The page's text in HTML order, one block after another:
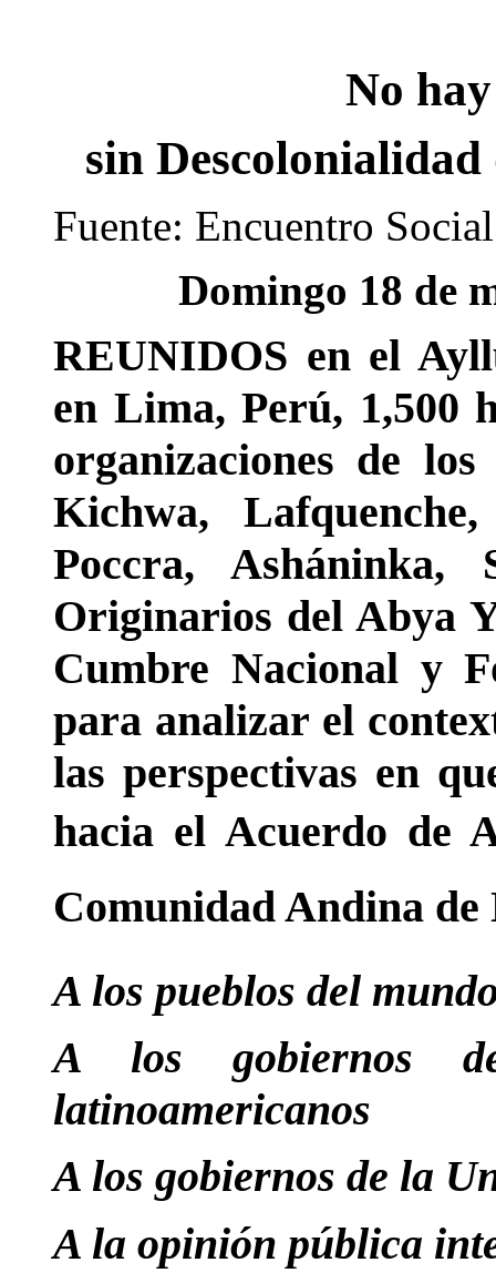
No
sin
Fuente: Encuentro
Domingo 18 de
REUNIDOS en el
en Lima, Perú, 1,500
organizaciones de
Kichwa,
Poccra, Asháninka,
Originarios del Abya
Cumbre Nacional y
para analizar el
las perspectivas en
hacia el Acuerdo de
Comunidad Andina de
A los pueblos del
A los gobiernos
latinoamericanos
A los gobiernos de la
A la opinión pública